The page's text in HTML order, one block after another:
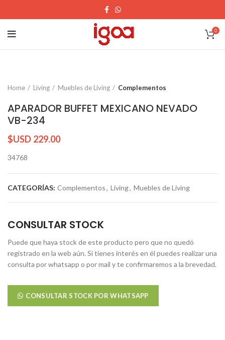
0
Home Living Muebles de Living Complementos
APARADOR BUFFET MEXICANO NEVADO
VB-234
$USD 229.00
34768
CATEGORÍAS: Complementos, Living, Muebles de Living
CONSULTAR STOCK
Puede que haya stock de este producto pero que no quedó
registrado en la web aún. Si tienes interés en él puedes realizar una
consulta por whatsapp o por mail y te confirmaremos a la brevedad.
CONSULTAR STOCK POR WHATSAPP